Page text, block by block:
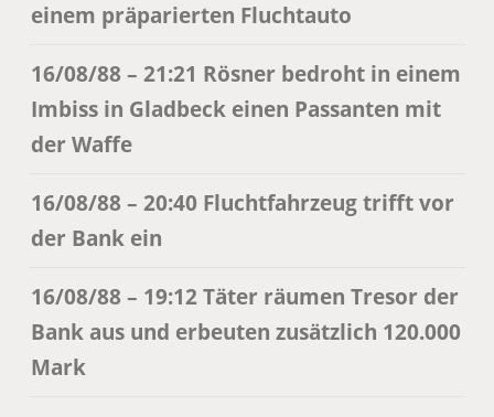
einem präparierten Fluchtauto
16/08/88 – 21:21 Rösner bedroht in einem
Imbiss in Gladbeck einen Passanten mit
der Waffe
16/08/88 – 20:40 Fluchtfahrzeug trifft vor
der Bank ein
16/08/88 – 19:12 Täter räumen Tresor der
Bank aus und erbeuten zusätzlich 120.000
Mark